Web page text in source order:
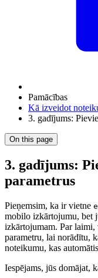
Pamācības
Kā izveidot
3. gadījums:
On this page
3. gadījums:
parametrus
Pieņemsim, ka ir vietne
mobilo izkārtojumu, bet
izkārtojumam. Par laimi,
parametru, lai norādītu,
noteikumu, kas
Iespējams, jūs domājat,